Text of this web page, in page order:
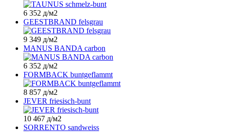
6 352 д/м2
GEESTBRAND felsgrau
9 349 д/м2
MANUS BANDA carbon
6 352 д/м2
FORMBACK buntgeflammt
8 857 д/м2
JEVER friesisch-bunt
10 467 д/м2
SORRENTO sandweiss